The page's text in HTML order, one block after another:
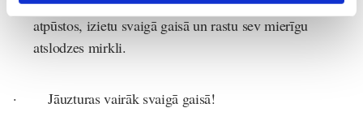
atpūstos, izietu svaigā gaisā un rastu sev mierīgu
atslodzes mirkli.
· Jāuzturas vairāk svaigā gaisā!